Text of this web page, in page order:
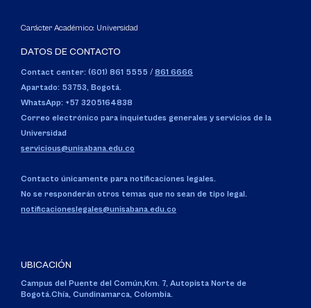
Carácter Académico: Universidad
DATOS DE CONTACTO
Contact center: (601) 861 5555 / 861 6666
Apartado: 53753, Bogotá.
WhatsApp: +57 3205164838
Correo electrónico para inquietudes generales y servicios de la
Universidad
servicious@unisabana.edu.co
Contacto únicamente para notificaciones legales.
No se responderán otros temas que no sean de tipo legal.
notificacioneslegales@unisabana.edu.co
UBICACIÓN
Campus del Puente del Común,Km. 7, Autopista Norte de
Bogotá.Chía, Cundinamarca, Colombia.